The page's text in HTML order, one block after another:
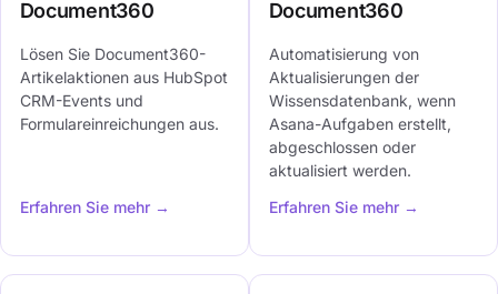
Document360
Lösen Sie Document360-
Artikelaktionen aus HubSpot
CRM-Events und
Formulareinreichungen aus.
Erfahren Sie mehr →
Document360
Automatisierung von
Aktualisierungen der
Wissensdatenbank, wenn
Asana-Aufgaben erstellt,
abgeschlossen oder
aktualisiert werden.
Erfahren Sie mehr →